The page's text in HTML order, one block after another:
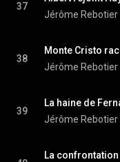
37
Jérôme Rebotier
38
Monte Cristo
Jérôme Rebotier
39
La haine de
Jérôme Rebotier
La confrontation